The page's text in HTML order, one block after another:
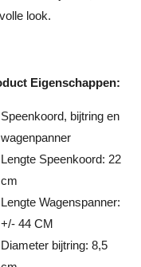
look.
Eigenschappen:
Speenkoord, bijtring en
wagenpanner
Lengte Speenkoord: 22
cm
Lengte Wagenspanner:
+/- 44 CM
Diameter bijtring: 8,5